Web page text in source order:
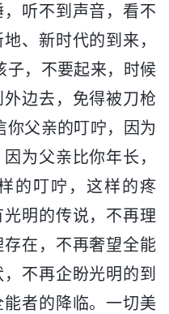
听不到声音，看不
、新时代的到来，
子，不要起来，时候
边去，免得被刀枪
你父亲的叮咛，因为
为父亲比你年长，
的叮咛，这样的疼
明的传说，不再理
在，不再奢望全能
不再企盼光明的到
者的降临。一切美